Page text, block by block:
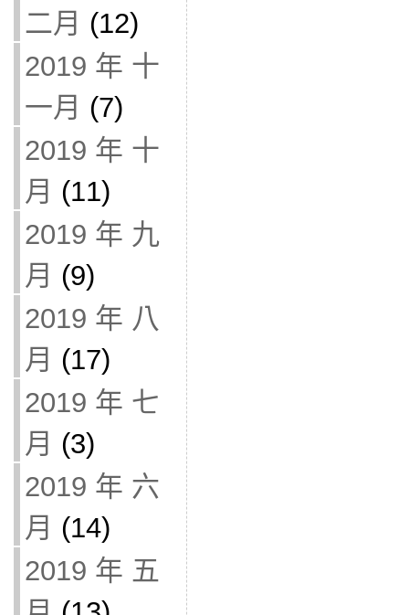
二月 (12)
2019 年 十
一月 (7)
2019 年 十
月 (11)
2019 年 九
月 (9)
2019 年 八
月 (17)
2019 年 七
月 (3)
2019 年 六
月 (14)
2019 年 五